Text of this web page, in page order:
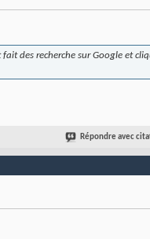
des recherche sur Google et
Répondre avec